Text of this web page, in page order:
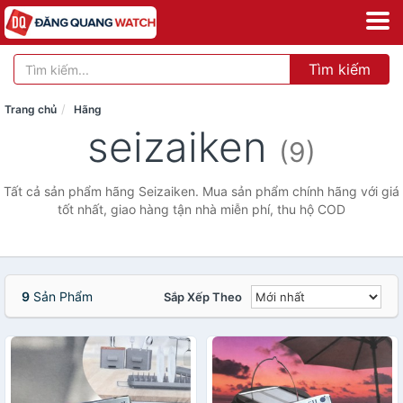
Tìm kiếm
Trang chủ Hãng
seizaiken (9)
Tất cả sản phẩm hãng Seizaiken. Mua sản phẩm chính hãng với giá
tốt nhất, giao hàng tận nhà miễn phí, thu hộ COD
9 Sản Phẩm Sắp Xếp Theo